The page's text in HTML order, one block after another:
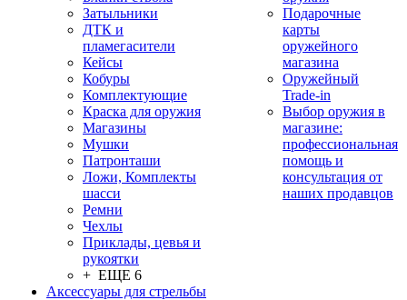
Затыльники
ДТК и
пламегасители
Кейсы
Кобуры
Комплектующие
Краска для оружия
Магазины
Мушки
Патронташи
Ложи, Комплекты
шасси
Ремни
Чехлы
Приклады, цевья и
рукоятки
+ ЕЩЕ 6
Аксессуары для стрельбы
Подарочные
карты
оружейного
магазина
Оружейный
Trade-in
Выбор оружия в
магазине:
профессиональная
помощь и
консультация от
наших продавцов